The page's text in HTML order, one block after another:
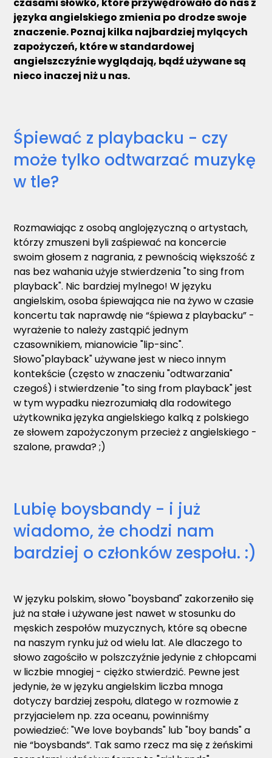
języka angielskiego zmienia po drodze swoje
znaczenie. Poznaj kilka najbardziej mylących
zapożyczeń, które w standardowej
angielszczyźnie wyglądają, bądź używane są
nieco inaczej niż u nas.
Śpiewać z playbacku - czy
może tylko odtwarzać muzykę
w tle?
Rozmawiając z osobą anglojęzyczną o artystach,
którzy zmuszeni byli zaśpiewać na koncercie
swoim głosem z nagrania, z pewnością większość z
nas bez wahania użyje stwierdzenia "to sing from
playback". Nic bardziej mylnego! W języku
angielskim, osoba śpiewająca nie na żywo w czasie
koncertu tak naprawdę nie “śpiewa z playbacku” -
wyrażenie to należy zastąpić jednym
czasownikiem, mianowicie "lip-sinc".
Słowo"playback" używane jest w nieco innym
kontekście (często w znaczeniu "odtwarzania"
czegoś) i stwierdzenie "to sing from playback" jest
w tym wypadku niezrozumiałą dla rodowitego
użytkownika języka angielskiego kalką z polskiego
ze słowem zapożyczonym przecież z angielskiego -
szalone, prawda? ;)
Lubię boysbandy - i już
wiadomo, że chodzi nam
bardziej o członków zespołu. :)
W języku polskim, słowo "boysband" zakorzeniło się
już na stałe i używane jest nawet w stosunku do
męskich zespołów muzycznych, które są obecne
na naszym rynku już od wielu lat. Ale dlaczego to
słowo zagościło w polszczyźnie jedynie z chłopcami
w liczbie mnogiej - ciężko stwierdzić. Pewne jest
jedynie, że w języku angielskim liczba mnoga
dotyczy bardziej zespołu, dlatego w rozmowie z
przyjacielem np. zza oceanu, powinniśmy
powiedzieć: "We love boybands" lub "boy bands" a
nie “boysbands”. Tak samo rzecz ma się z żeńskimi